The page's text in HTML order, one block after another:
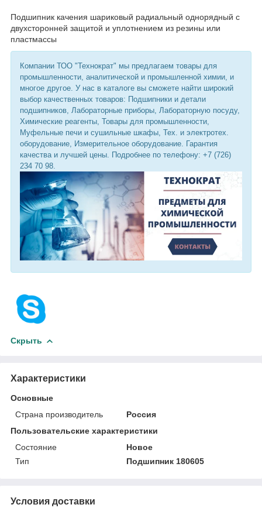
Подшипник качения шариковый радиальный однорядный с
двухсторонней защитой и уплотнением из резины или
пластмассы
Компании ТОО "Технократ" мы предлагаем товары для
промышленности, аналитической и промышленной химии, и
многое другое. У нас в каталоге вы сможете найти широкий
выбор качественных товаров: Подшипники и детали
подшипников, Лабораторные приборы, Лабораторную посуду,
Химические реагенты, Товары для промышленности,
Муфельные печи и сушильные шкафы, Тех. и электротех.
оборудование, Измерительное оборудование. Гарантия
качества и лучшей цены. Подробнее по телефону: +7 (726)
234 70 98.
Скрыть
Характеристики
Основные
Страна производитель
Россия
Пользовательские характеристики
Состояние
Новое
Тип
Подшипник 180605
Условия доставки